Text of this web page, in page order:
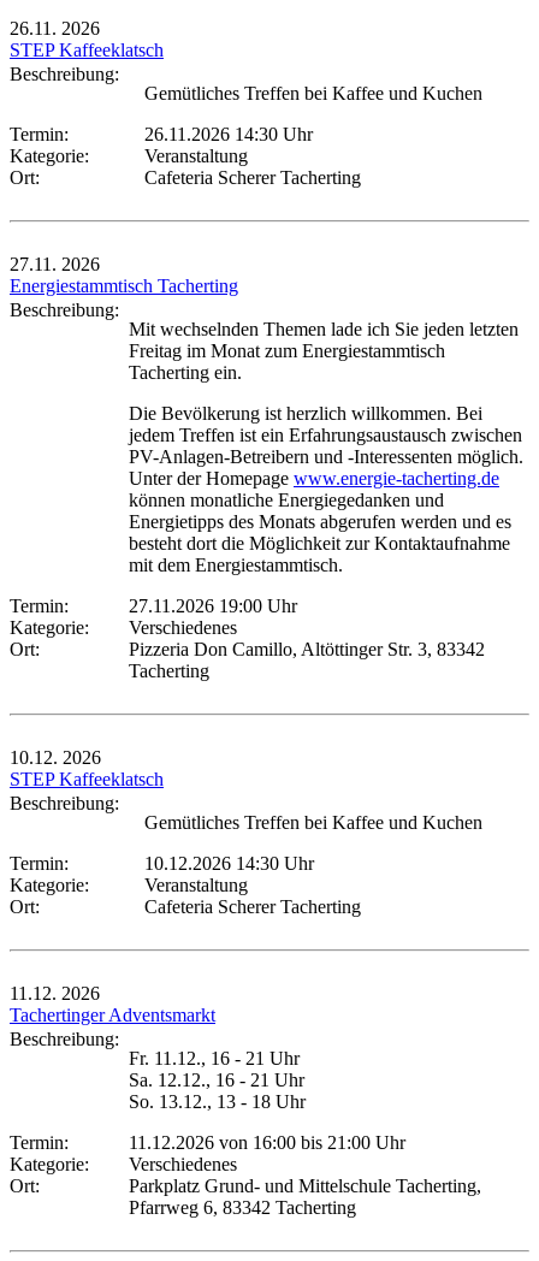
26.11. 2026
STEP Kaffeeklatsch
Beschreibung:
Gemütliches Treffen bei Kaffee und Kuchen
Termin:
26.11.2026 14:30 Uhr
Kategorie:
Veranstaltung
Ort:
Cafeteria Scherer Tacherting
27.11. 2026
Energiestammtisch Tacherting
Beschreibung:
Mit wechselnden Themen lade ich Sie jeden letzten
Freitag im Monat zum Energiestammtisch
Tacherting ein.
Die Bevölkerung ist herzlich willkommen. Bei
jedem Treffen ist ein Erfahrungsaustausch zwischen
PV-Anlagen-Betreibern und -Interessenten möglich.
Unter der Homepage www.energie-tacherting.de
können monatliche Energiegedanken und
Energietipps des Monats abgerufen werden und es
besteht dort die Möglichkeit zur Kontaktaufnahme
mit dem Energiestammtisch.
Termin:
27.11.2026 19:00 Uhr
Kategorie:
Verschiedenes
Ort:
Pizzeria Don Camillo, Altöttinger Str. 3, 83342
Tacherting
10.12. 2026
STEP Kaffeeklatsch
Beschreibung:
Gemütliches Treffen bei Kaffee und Kuchen
Termin:
10.12.2026 14:30 Uhr
Kategorie:
Veranstaltung
Ort:
Cafeteria Scherer Tacherting
11.12. 2026
Tachertinger Adventsmarkt
Beschreibung:
Fr. 11.12., 16 - 21 Uhr
Sa. 12.12., 16 - 21 Uhr
So. 13.12., 13 - 18 Uhr
Termin:
11.12.2026 von 16:00 bis 21:00 Uhr
Kategorie:
Verschiedenes
Ort:
Parkplatz Grund- und Mittelschule Tacherting,
Pfarrweg 6, 83342 Tacherting